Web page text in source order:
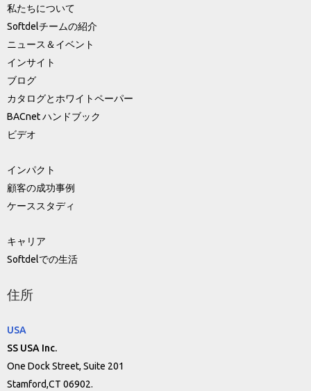
私たちについて
Softdelチームの紹介
ニュース＆イベント
インサイト
ブログ
カタログとホワイトペーパー
BACnet ハンドブック
ビデオ
インパクト
顧客の成功事例
ケーススタディ
キャリア
Softdelでの生活
住所
USA
SS USA Inc.
One Dock Street, Suite 201
Stamford,CT 06902.